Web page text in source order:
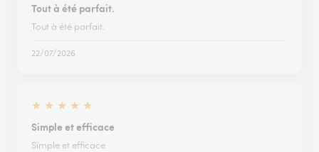
Tout à été parfait.
Tout à été parfait.
22/07/2026
★ ★ ★ ★ ★
Simple et efficace
Simple et efficace